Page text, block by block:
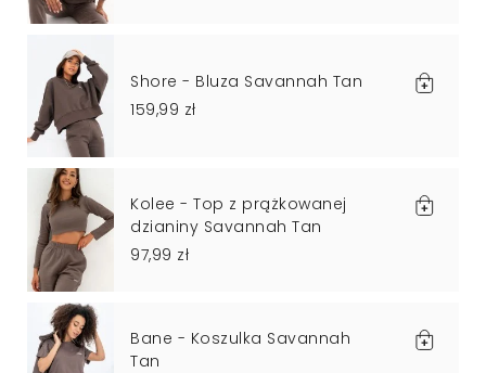
Shore - Bluza Savannah Tan
159,99 zł
Kolee - Top z prążkowanej
dzianiny Savannah Tan
97,99 zł
Bane - Koszulka Savannah
Tan